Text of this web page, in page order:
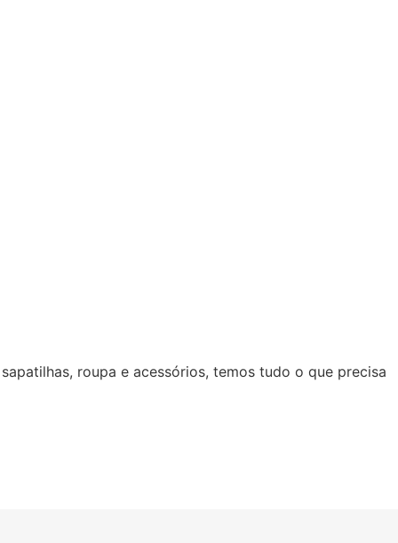
roupa e acessórios, temos tudo o que precisa